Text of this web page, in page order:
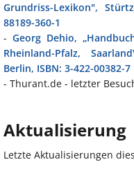
Grundriss-Lexikon",
88189-360-1
-Georg Dehio,
Rheinland-Pfalz,
Berlin, ISBN: 3-422-00382-7
- Thurant.de - letzter
Aktualisierung
Letzte Aktualisierungen